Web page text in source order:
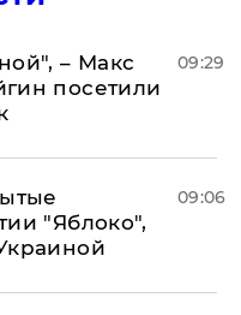
– Макс
посетили
09:29
"Яблоко",
09:06